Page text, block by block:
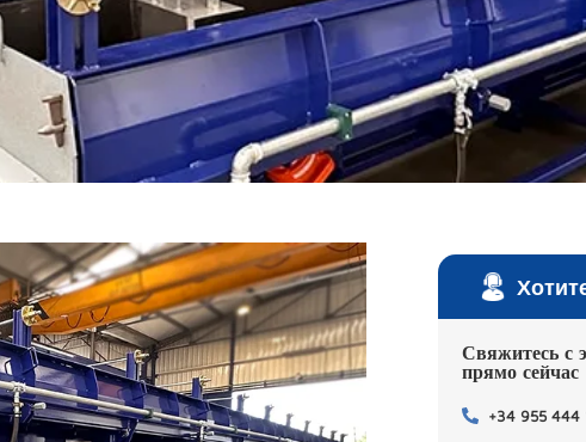
Свяжитесь с
прямо сейчас
+34 955 444